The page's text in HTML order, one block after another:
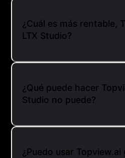
¿Cuál es más rentable,
LTX Studio?
¿Qué puede hacer
Studio no puede?
¿Puedo usar